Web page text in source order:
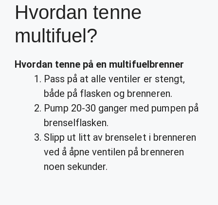
Hvordan tenne
multifuel?
Hvordan tenne på en multifuelbrenner
Pass på at alle ventiler er stengt,
både på flasken og brenneren.
Pump 20-30 ganger med pumpen på
brenselflasken.
Slipp ut litt av brenselet i brenneren
ved å åpne ventilen på brenneren
noen sekunder.